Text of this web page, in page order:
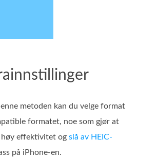
metoden kan du velge format
formatet, noe som gjør at
høy effektivitet og slå av HEIC-
på iPhone-en.